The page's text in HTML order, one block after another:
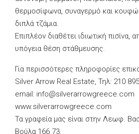
θερμοσίφωνα, συναγερμό και
διπλά τζάμια.
Επιπλέον διαθέτει ιδιωτική πισίνα,
υπόγεια θέση στάθμευσης.
Για περισσότερες πληροφορίες
Silver Arrow Real Estate, Τηλ: 210
email: info@silverarrowgreece.com
www.silverarrowgreece.com
Τα γραφεία μας είναι στην Λεωφ.
Βούλα 166 73.